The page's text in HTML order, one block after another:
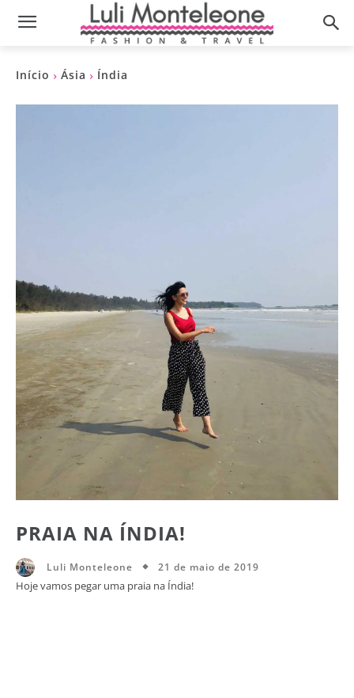
Início Ásia Índia
PRAIA NA ÍNDIA!
Luli Monteleone 21 de maio de 2019
Hoje vamos pegar uma praia na Índia!